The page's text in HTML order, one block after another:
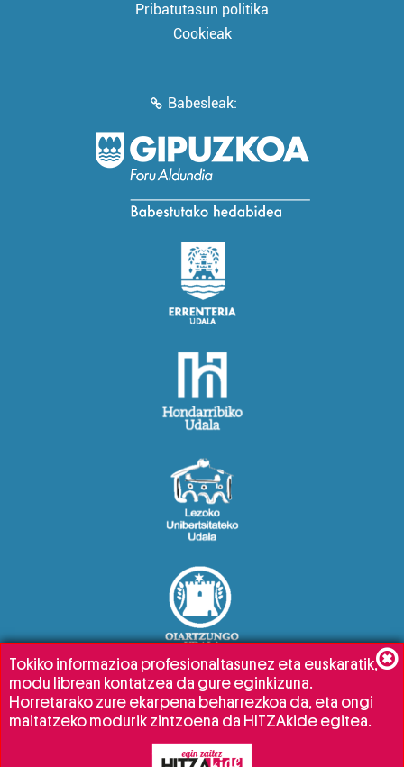
Pribatutasun politika
Cookieak
Babesleak:
Tokiko informazioa profesionaltasunez eta euskaratik,
modu librean kontatzea da gure eginkizuna.
Horretarako zure ekarpena beharrezkoa da, eta ongi
maitatzeko modurik zintzoena da HITZAkide egitea.